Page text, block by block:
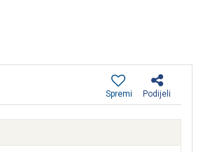
Podijeli
Spremi